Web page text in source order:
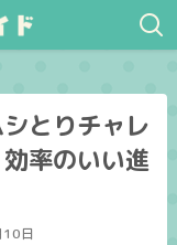
シとりチャレ
率のいい進
日